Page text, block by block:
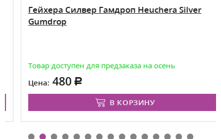
Гейхера Силвер Гамдроп Heuchera Silver
Gumdrop
Товар доступен для предзаказа на осень
Цена: 480
В КОРЗИНУ